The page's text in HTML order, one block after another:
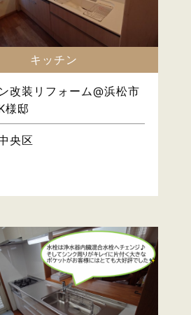
キッチン
改装リフォーム@浜松市
様邸
央区